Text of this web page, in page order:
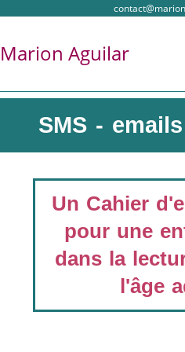
Marion Aguilar
SMS -
Un Cahier
pour une
dans la
l'âge